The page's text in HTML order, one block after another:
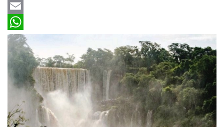
Twitter
Email
WhatsApp